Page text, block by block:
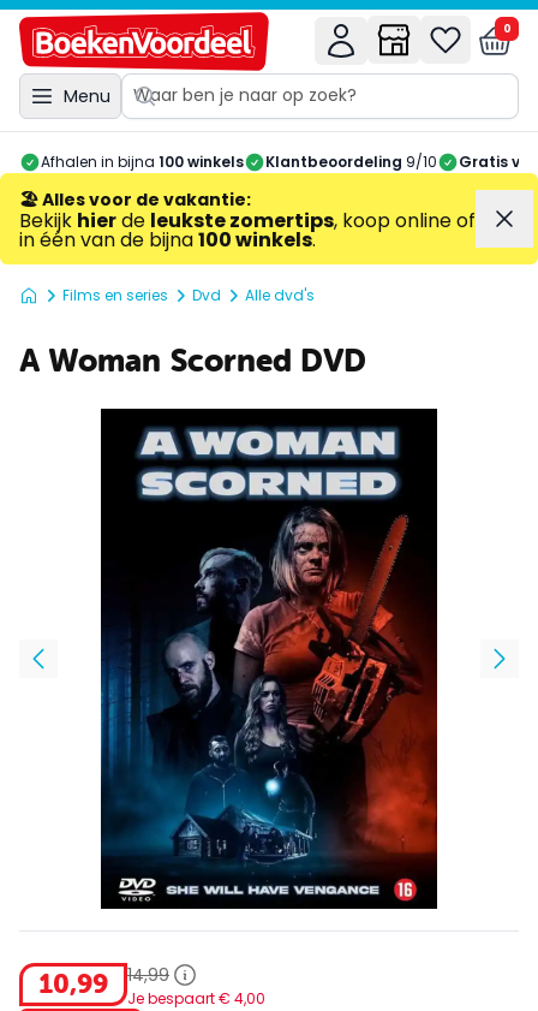
Menu
0
Afhalen in bijna 100 winkels Klantbeoordeling 9/10 Gratis
🏖️ Alles voor de vakantie:
Bekijk hierde leukste zomertips, koop online of
in één van de bijna100 winkels.
Films en series Dvd Alle dvd's
A Woman Scorned DVD
10,99 14,99
Je bespaart € 4,00